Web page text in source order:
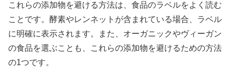
これらの添加物を避ける方法は、食品のラベルをよく読む
ことです。酵素やレンネットが含まれている場合、ラベル
に明確に表示されます。また、オーガニックやヴィーガン
の食品を選ぶことも、これらの添加物を避けるための方法
の1つです。